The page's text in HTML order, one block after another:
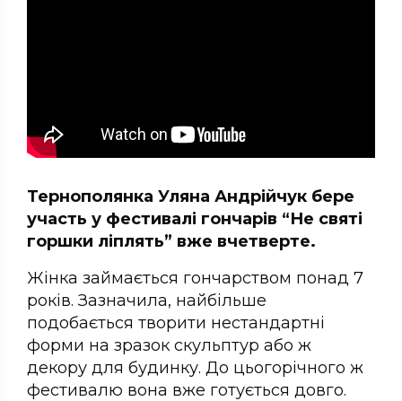
Тернополянка Уляна Андрійчук бере
участь у фестивалі гончарів “Не святі
горшки ліплять” вже вчетверте.
Жінка займається гончарством понад 7
років. Зазначила, найбільше
подобається творити нестандартні
форми на зразок скульптур або ж
декору для будинку. До цьогорічного ж
фестивалю вона вже готується довго.